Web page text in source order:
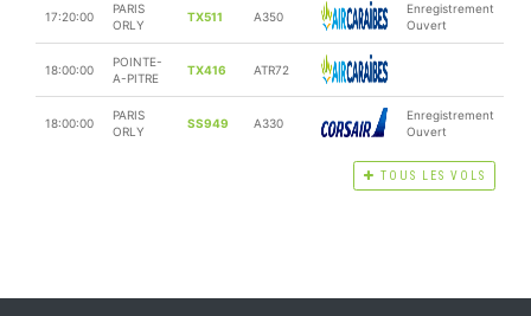
17:20:00
PARIS
ORLY
TX511 A350
Enregistrement
Ouvert
18:00:00
POINTE-
A-PITRE
TX416 ATR72
18:00:00
PARIS
ORLY
SS949 A330
Enregistrement
Ouvert
TOUS LES VOLS